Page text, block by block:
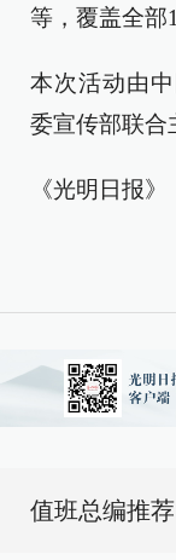
等，覆盖全部
本次活动由
委宣传部联合
《光明日报
值班总编推荐